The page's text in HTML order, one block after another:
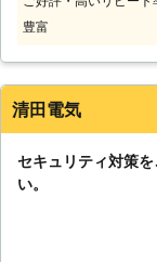
豊富
清田電気
セキュリティ対策
い。